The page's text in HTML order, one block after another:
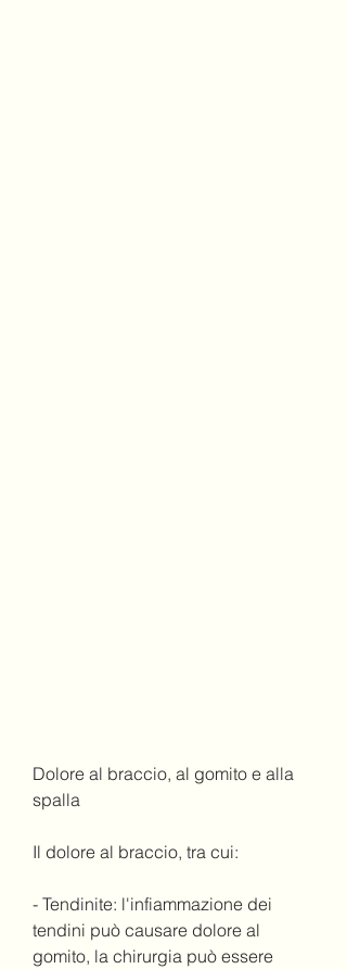
Dolore al braccio, al gomito e alla
spalla
Il dolore al braccio, tra cui:
- Tendinite: l'infiammazione dei
tendini può causare dolore al
gomito, la chirurgia può essere